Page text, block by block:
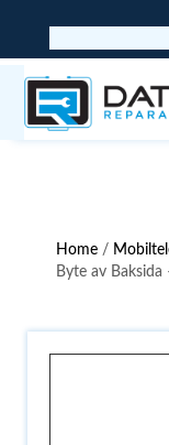
Home /
Byte av